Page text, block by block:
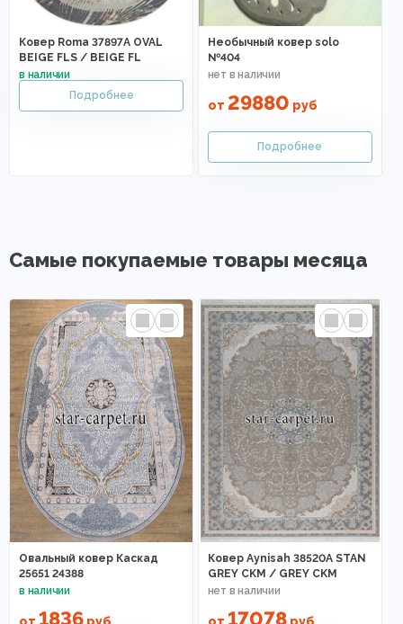
Ковер Roma 37897A OVAL
BEIGE FLS / BEIGE FL
Необычный ковер solo
№404
от 29880 руб
Самые покупаемые товары месяца
Овальный ковер Каскад
25651 24388
1836
Ковер Aynisah 38520A STAN
GREY CKM / GREY CKM
17078